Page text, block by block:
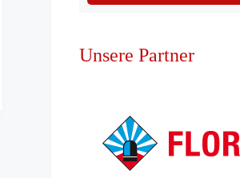
Unsere Partner